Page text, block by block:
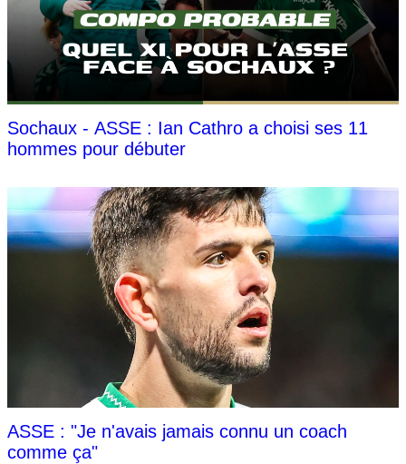
Sochaux - ASSE : Ian Cathro a choisi ses 11
hommes pour débuter
ASSE : "Je n'avais jamais connu un coach
comme ça"